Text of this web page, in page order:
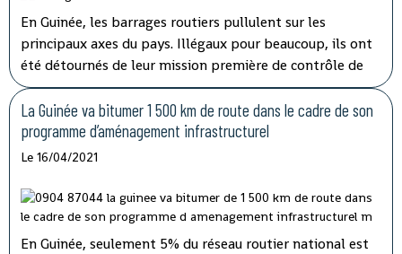
En Guinée, les barrages routiers pullulent sur les
principaux axes du pays. Illégaux pour beaucoup, ils ont
été détournés de leur mission première de contrôle de
sécurité pour devenir des niches de rançonnement. Le
préjudice causé aux transporteurs et aux usagers de la
route est important.
La Guinée va bitumer 1 500 km de route dans le cadre de son
programme d’aménagement infrastructurel
Le 16/04/2021
En Guinée, seulement 5% du réseau routier national est